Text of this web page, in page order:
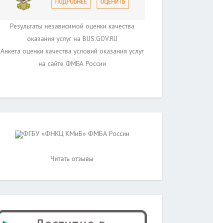
Результаты независимой оценки качества
оказания услуг на BUS.GOV.RU
Анкета оценки качества условий оказания услуг
на сайте ФМБА России
ФГБУ «ФНКЦ КМиБ» ФМБА России
Читать отзывы